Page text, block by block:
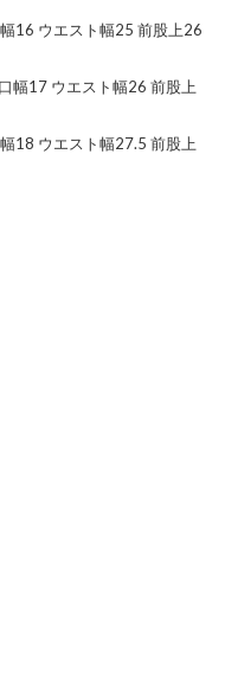
16 ウエスト幅25 前股上26
幅17 ウエスト幅26 前股上
18 ウエスト幅27.5 前股上